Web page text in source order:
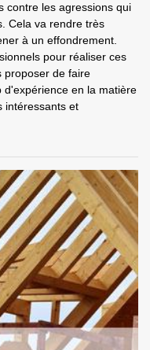
contre les agressions qui
Cela va rendre très
à un effondrement.
pour réaliser ces
proposer de faire
d'expérience en la matière
intéressants et